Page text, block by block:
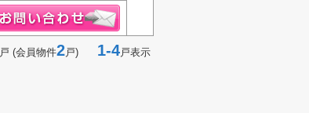
戸 (会員物件2戸) 1-4戸表示